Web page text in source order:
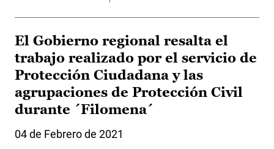
El Gobierno regional resalta el
trabajo realizado por el servicio de
Protección Ciudadana y las
agrupaciones de Protección Civil
durante ´Filomena´
04 de Febrero de 2021